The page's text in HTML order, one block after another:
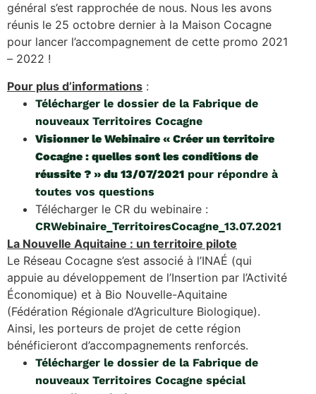
général s’est rapprochée de nous. Nous les avons
réunis le 25 octobre dernier à la Maison Cocagne
pour lancer l’accompagnement de cette promo 2021
– 2022 !
Pour plus d’informations :
Télécharger le dossier de la Fabrique de
nouveaux Territoires Cocagne
Visionner le Webinaire « Créer un territoire
Cocagne : quelles sont les conditions de
réussite ? » du 13/07/2021 pour répondre à
toutes vos questions
Télécharger le CR du webinaire :
CRWebinaire_TerritoiresCocagne_13.07.2021
La Nouvelle Aquitaine : un territoire pilote
Le Réseau Cocagne s’est associé à l’INAÉ (qui
appuie au développement de l’Insertion par l’Activité
Économique) et à Bio Nouvelle-Aquitaine
(Fédération Régionale d’Agriculture Biologique).
Ainsi, les porteurs de projet de cette région
bénéficieront d’accompagnements renforcés.
Télécharger le dossier de la Fabrique de
nouveaux Territoires Cocagne spécial